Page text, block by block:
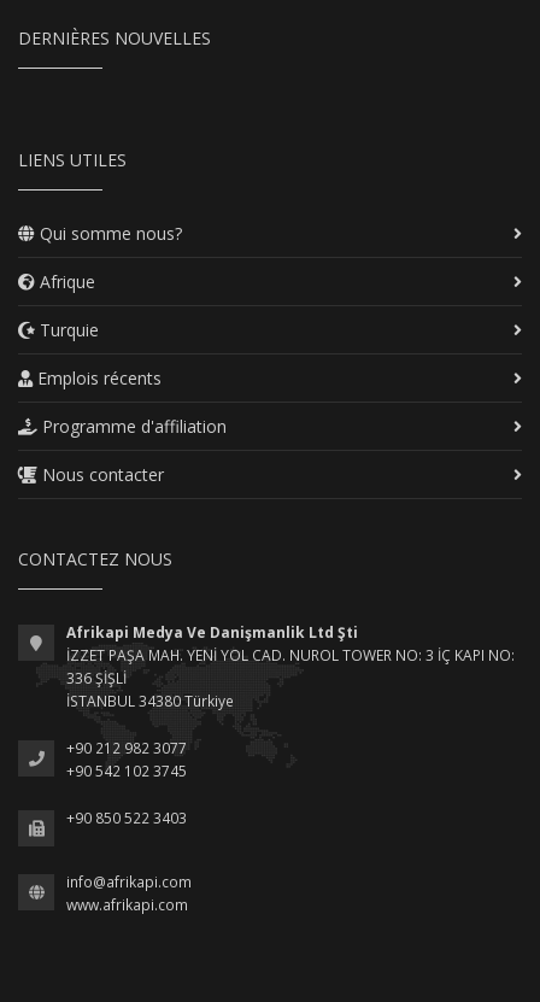
DERNIÈRES NOUVELLES
LIENS UTILES
Qui somme nous?
Afrique
Turquie
Emplois récents
Programme d'affiliation
Nous contacter
CONTACTEZ NOUS
Afrikapi Medya Ve Danişmanlik Ltd Şti
İZZET PAŞA MAH. YENİ YOL CAD. NUROL TOWER NO: 3 İÇ KAPI NO:
336 ŞİŞLİ
İSTANBUL 34380 Türkiye
+90 212 982 3077
+90 542 102 3745
+90 850 522 3403
info@afrikapi.com
www.afrikapi.com